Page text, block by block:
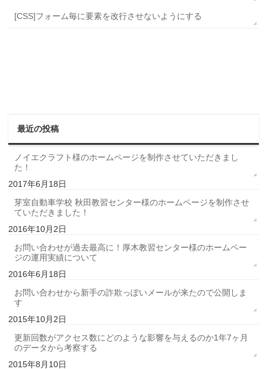
[CSS]フォーム毎に要素を改行させないようにする
最近の投稿
ノイエクラフト様のホームページを制作させていただきまし
た！
2017年6月18日
芽室自動車学校 秋田教習センター様のホームページを制作させ
ていただきました！
2016年10月2日
お問い合わせが過去最高に！厚木教習センター様のホームペー
ジの運用実績について
2016年6月18日
お問い合わせから新手の詐欺っぽいメールが来たので公開しま
す
2015年10月2日
更新回数がアクセス数にどのような影響を与えるのか1年7ヶ月
のデータから考察する
2015年8月10日